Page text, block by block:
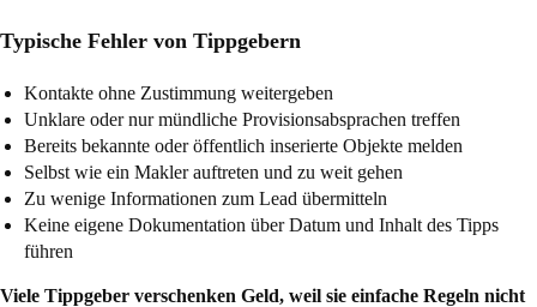
Typische Fehler von Tippgebern
Kontakte ohne Zustimmung weitergeben
Unklare oder nur mündliche Provisionsabsprachen treffen
Bereits bekannte oder öffentlich inserierte Objekte melden
Selbst wie ein Makler auftreten und zu weit gehen
Zu wenige Informationen zum Lead übermitteln
Keine eigene Dokumentation über Datum und Inhalt des Tipps
führen
Viele Tippgeber verschenken Geld, weil sie einfache Regeln nicht